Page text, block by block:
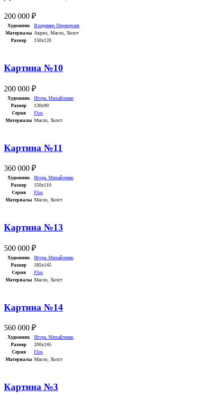
200 000 ₽
Художник
Владимир Переверзев
Материалы Акрил, Масло, Холст
Размер
150х120
Картина №10
200 000 ₽
Художник
Игорь Михайленко
Размер
130х90
Серия
Flos
Материалы Масло Холст
Картина №11
360 000 ₽
Художник
Игорь Михайленко
Размер
150х110
Серия
Flos
Материалы Масло, Холст
Картина №13
500 000 ₽
Художник
Игорь Михайленко
Размер
185х145
Серия
Flos
Материалы Масло Холст
Картина №14
560 000 ₽
Художник
Игорь Михайленко
Размер
200х145
Серия
Flos
Материалы Масло, Холст
Картина №3